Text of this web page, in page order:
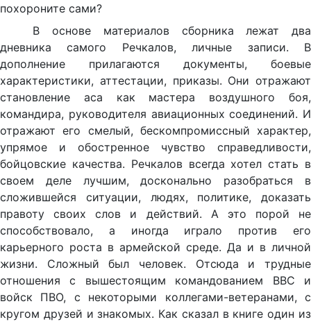
похороните сами?
В основе материалов сборника лежат два
дневника самого Речкалов, личные записи. В
дополнение прилагаются документы, боевые
характеристики, аттестации, приказы. Они отражают
становление аса как мастера воздушного боя,
командира, руководителя авиационных соединений. И
отражают его смелый, бескомпромиссный характер,
упрямое и обостренное чувство справедливости,
бойцовские качества. Речкалов всегда хотел стать в
своем деле лучшим, досконально разобраться в
сложившейся ситуации, людях, политике, доказать
правоту своих слов и действий. А это порой не
способствовало, а иногда играло против его
карьерного роста в армейской среде. Да и в личной
жизни. Сложный был человек. Отсюда и трудные
отношения с вышестоящим командованием ВВС и
войск ПВО, с некоторыми коллегами-ветеранами, с
кругом друзей и знакомых. Как сказал в книге один из